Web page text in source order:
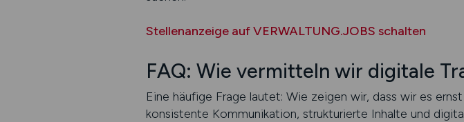
Stellenanzeige auf VERWALTUNG.JOBS schalten
FAQ: Wie vermitteln wir digitale
Eine häufige Frage lautet: Wie zeigen wir, dass wir es
konsistente Kommunikation, strukturierte Inhalte und